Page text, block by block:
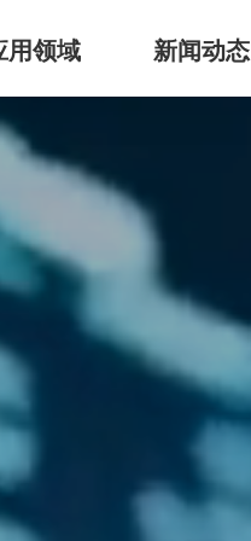
用领域 新闻动态